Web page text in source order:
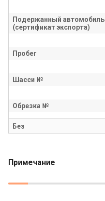
Подержанный автомобиль
(сертификат экспорта)
Пробег
Шасси №
Обрезка №
Без
Примечание